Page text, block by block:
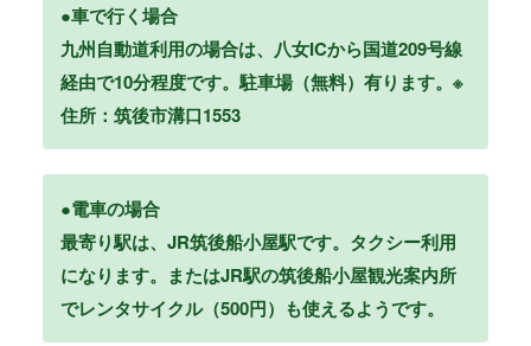
●車で行く場合
九州自動道利用の場合は、八女ICから国道209号線
経由で10分程度です。駐車場（無料）有ります。※
住所：筑後市溝口1553
●電車の場合
最寄り駅は、JR筑後船小屋駅です。タクシー利用
になります。またはJR駅の筑後船小屋観光案内所
でレンタサイクル（500円）も使えるようです。